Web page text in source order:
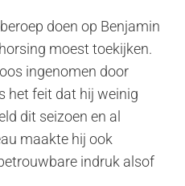
doen op Benjamin
moest toekijken.
ingenomen door
het feit dat hij weinig
dit seizoen en al
maakte hij ook
indruk alsof